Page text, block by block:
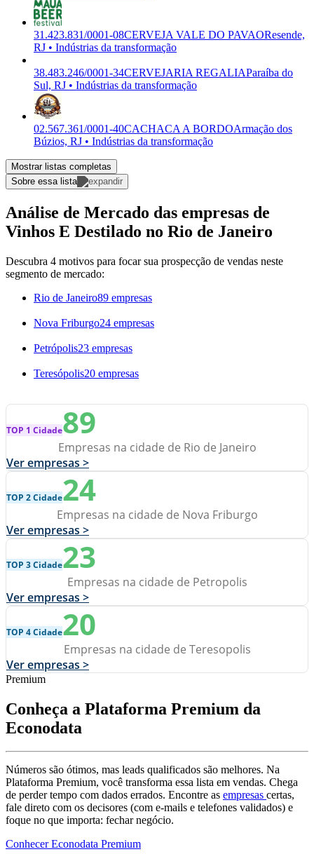
31.423.831/0001-08CERVEJA VALE DO PAVAOResende,
RJ • Indústrias da transformação
38.483.246/0001-34CERVEJARIA REGALIAParaíba do
Sul, RJ • Indústrias da transformação
02.567.361/0001-40CACHACA A BORDOArmação dos
Búzios, RJ • Indústrias da transformação
Mostrar listas completas
Sobre essa lista
Análise de Mercado das empresas de
Vinhos E Destilado no Rio de Janeiro
Descubra 4 motivos para focar sua prospecção de vendas neste
segmento de mercado:
Rio de Janeiro89 empresas
Nova Friburgo24 empresas
Petrópolis23 empresas
Teresópolis20 empresas
TOP 1 Cidade89
Empresas na cidade de Rio de Janeiro
Ver empresas >
TOP 2 Cidade24
Empresas na cidade de Nova Friburgo
Ver empresas >
TOP 3 Cidade23
Empresas na cidade de Petropolis
Ver empresas >
TOP 4 Cidade20
Empresas na cidade de Teresopolis
Ver empresas >
Premium
Conheça a Plataforma Premium da
Econodata
Números são ótimos, mas leads qualificados são melhores. Na
Plataforma Premium, você transforma essa lista em vendas. Chega
de perder tempo com dados errados. Encontre as empresas certas,
fale direto com os decisores (com e-mails e telefones validados) e
foque no que importa: fechar negócio.
Conhecer Econodata Premium